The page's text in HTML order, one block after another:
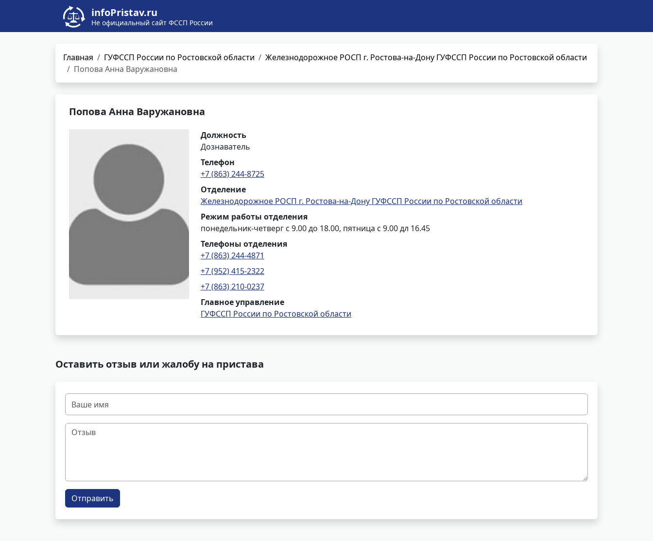
infoPristav.ru
Не официальный сайт ФССП России
Главная ГУФССП России по Ростовской области
Железнодорожное РОСП г. Ростова-на-Дону ГУФССП России по Ростовской области
Попова Анна Варужановна
Попова Анна Варужановна
Должность
Дознаватель
Телефон
+7 (863) 244-8725
Отделение
Железнодорожное РОСП г. Ростова-на-Дону ГУФССП России по Ростовской области
Режим работы отделения
понедельник-четверг с 9.00 до 18.00, пятница с 9.00 дл 16.45
Телефоны отделения
+7 (863) 244-4871
+7 (952) 415-2322
+7 (863) 210-0237
Главное управление
ГУФССП России по Ростовской области
Оставить отзыв или жалобу на пристава
Отправить